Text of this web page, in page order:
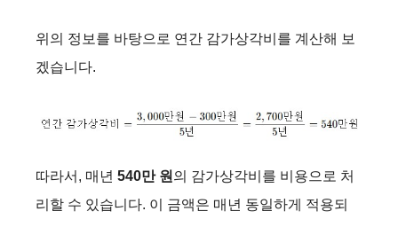
위의 정보를 바탕으로 연간 감가상각비를 계산해 보
겠습니다.
따라서, 매년 540만 원 의 감가상각비를 비용으로 처
리할 수 있습니다. 이 금액은 매년 동일하게 적용되